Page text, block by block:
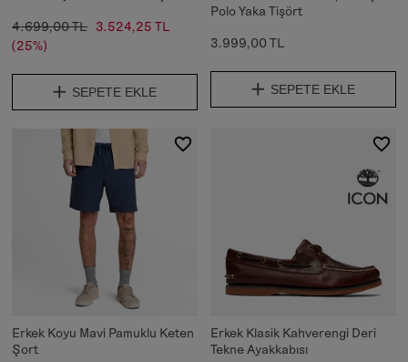
4.699,00 TL 3.524,25 TL
(25%)
SEPETE EKLE
Polo Yaka Tişört
3.999,00 TL
SEPETE EKLE
Erkek Koyu Mavi Pamuklu Keten
Şort
Erkek Klasik Kahverengi Deri
Tekne Ayakkabısı